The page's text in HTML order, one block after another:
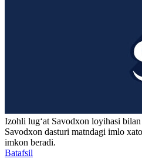
Izohli lugʻat Savodxon loyihasi
Savodxon dasturi matndagi imlo
imkon beradi.
Batafsil